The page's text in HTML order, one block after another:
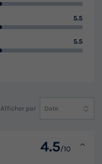
5.5
5.5
Afficher par Date
4.5/10